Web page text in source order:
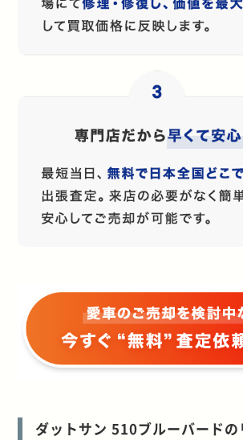
ダットサン 510ブルーバードの